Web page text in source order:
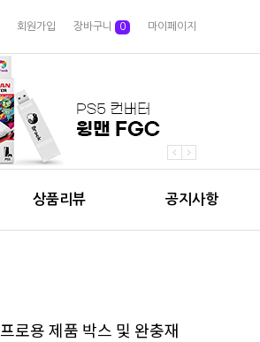
회원가입 장바구니 0 마이페이지
상품리뷰 공지사항
로용 제품 박스 및 완충재